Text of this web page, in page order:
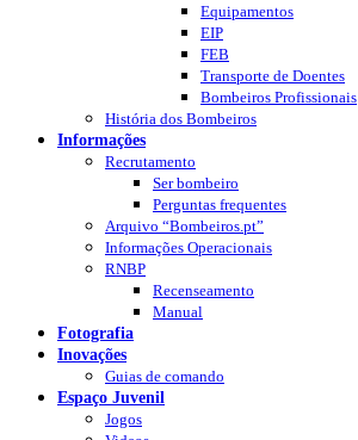
Equipamentos
EIP
FEB
Transporte de Doentes
Bombeiros Profissionais
História dos Bombeiros
Informações
Recrutamento
Ser bombeiro
Perguntas frequentes
Arquivo “Bombeiros.pt”
Informações Operacionais
RNBP
Recenseamento
Manual
Fotografia
Inovações
Guias de comando
Espaço Juvenil
Jogos